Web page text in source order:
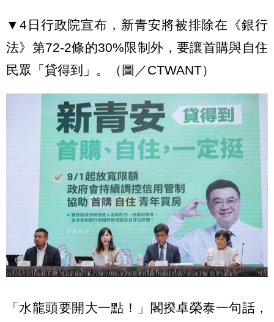
▼4日行政院宣布，新青安將被排除在《銀行
法》第72-2條的30%限制外，要讓首購與自住
民眾「貸得到」。（圖／CTWANT）
「水龍頭要開大一點！」閣揆卓榮泰一句話，